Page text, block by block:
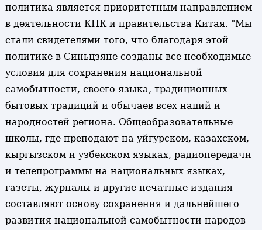
политика является приоритетным направлением
в деятельности КПК и правительства Китая. "Мы
стали свидетелями того, что благодаря этой
политике в Синьцзяне созданы все необходимые
условия для сохранения национальной
самобытности, своего языка, традиционных
бытовых традиций и обычаев всех наций и
народностей региона. Общеобразовательные
школы, где преподают на уйгурском, казахском,
кыргызском и узбекском языках, радиопередачи
и телепрограммы на национальных языках,
газеты, журналы и другие печатные издания
составляют основу сохранения и дальнейшего
развития национальной самобытности народов